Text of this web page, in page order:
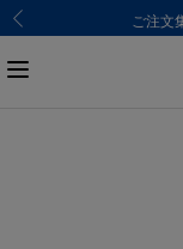
ご注文